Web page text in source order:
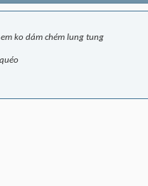
ko dám chém lung tung